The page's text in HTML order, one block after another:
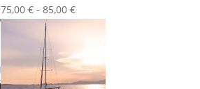
75,00€ - 85,00€Rango
desde
75,00 €